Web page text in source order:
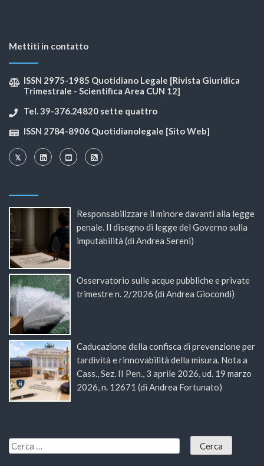
Mettiti in contatto
ISSN 2975-1985 Quotidiano Legale [Rivista Giuridica
Trimestrale - Scientifica Area CUN 12]
Tel. 39-376.24820 sette quattro
ISSN 2784-8906 Quotidianolegale [Sito Web]
Responsabilizzare il minore davanti alla legge
penale. Il disegno di legge del Governo sulla
imputabilità (di Andrea Sereni)
Osservatorio sulle acque pubbliche e private
trimestre n. 2/2026 (di Andrea Giocondi)
Caducazione della confisca di prevenzione per
tardività e rinnovabilità della misura. Nota a
Cass., Sez. II Pen., 3 aprile 2026, ud. 19 marzo
2026, n. 12671 (di Andrea Fortunato)